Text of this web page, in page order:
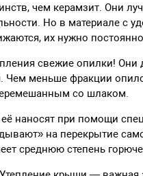
чем керамзит. Они
Но в материале с
их нужно
свежие опилки!
Чем меньше фракции
со шлаком.
наносят при помощи
на перекрытие
среднюю степень